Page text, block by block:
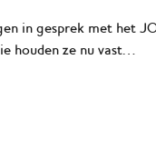
in gesprek met het
houden ze nu vast…